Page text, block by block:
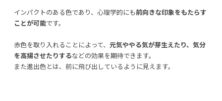
インパクトのある色であり、心理学的にも前向きな印象をもたらす
ことが可能です。
赤色を取り入れることによって、 元気ややる気が芽生えたり、気分
を高揚させたりするなどの効果を期待できます。
また進出色とは、前に飛び出しているように見えます。